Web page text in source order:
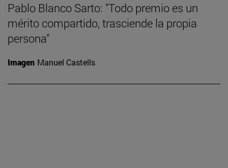
Pablo Blanco Sarto: "Todo premio es un
mérito compartido, trasciende la propia
persona"
Imagen Manuel Castells